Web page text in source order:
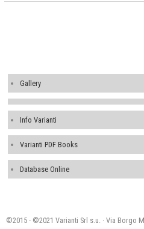
Gallery
Info Varianti
Varianti PDF Books
Database Online
©2015 - ©2021 Varianti Srl s.u. · Via Borgo